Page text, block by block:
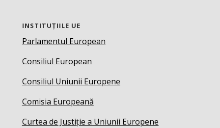
INSTITUȚIILE UE
Parlamentul European
Consiliul European
Consiliul Uniunii Europene
Comisia Europeană
Curtea de Justiție a Uniunii Europene